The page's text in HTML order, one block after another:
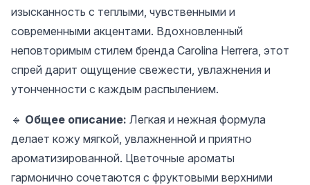
изысканность с теплыми, чувственными и
современными акцентами. Вдохновленный
неповторимым стилем бренда Carolina Herrera, этот
спрей дарит ощущение свежести, увлажнения и
утонченности с каждым распылением.
🔹 Общее описание: Легкая и нежная формула
делает кожу мягкой, увлажненной и приятно
ароматизированной. Цветочные ароматы
гармонично сочетаются с фруктовыми верхними